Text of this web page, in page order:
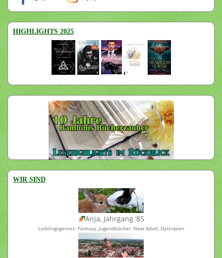
HIGHLIGHTS 2025
WIR SIND
Anja, Jahrgang ’85
Lieblingsgenres: Fantasy, Jugendbücher, New Adult, Dystopien